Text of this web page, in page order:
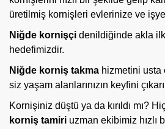
üretilmiş kornişleri evlerinize ve
Niğde kornişçi denildiğinde akla
hedefimizdir.
Niğde korniş takma hizmetini usta
siz yaşam alanlarınızın keyfini
Kornişiniz düştü ya da kırıldı mı?
korniş tamiri uzman ekibimiz hızlı